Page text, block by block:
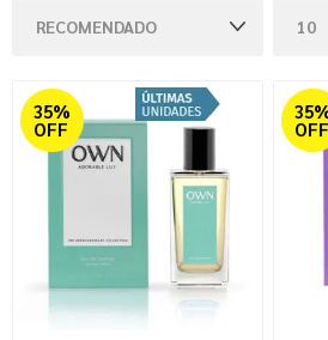
35%
OFF OFF